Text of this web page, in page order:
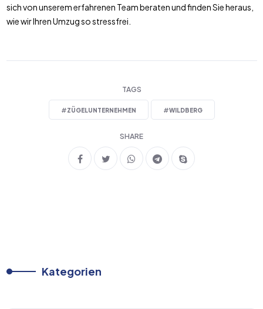
sich von unserem erfahrenen Team beraten und finden Sie heraus,
wie wir Ihren Umzug so stressfrei.
TAGS
#ZÜGELUNTERNEHMEN #WILDBERG
SHARE
Kategorien